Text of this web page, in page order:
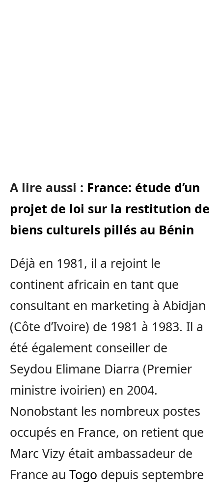
A lire aussi : France: étude d’un
projet de loi sur la restitution de
biens culturels pillés au Bénin
Déjà en 1981, il a rejoint le
continent africain en tant que
consultant en marketing à Abidjan
(Côte d’Ivoire) de 1981 à 1983. Il a
été également conseiller de
Seydou Elimane Diarra (Premier
ministre ivoirien) en 2004.
Nonobstant les nombreux postes
occupés en France, on retient que
Marc Vizy était ambassadeur de
France au Togo depuis septembre